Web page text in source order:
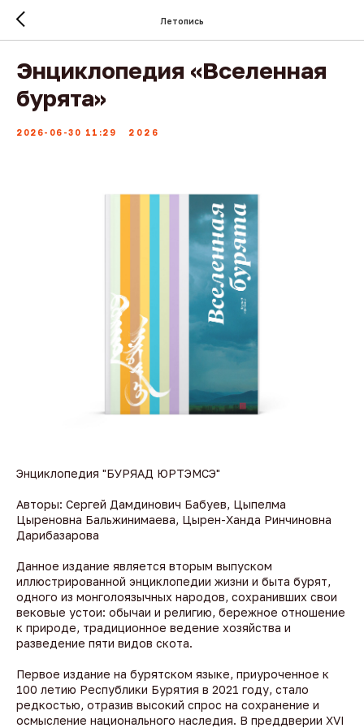
Летопись
Энциклопедия «Вселенная
бурята»
2026-06-30 11:29 2026
Энциклопедия "БУРЯАД ЮРТЭМСЭ"
Авторы: Сергей Дамдинович Бабуев, Цыпелма
Цыреновна Бальжинимаева, Цырен-Ханда Ринчиновна
Дарибазарова
Данное издание является вторым выпуском
иллюстрированной энциклопедии жизни и быта бурят,
одного из монголоязычных народов, сохранивших свои
вековые устои: обычаи и религию, бережное отношение
к природе, традиционное ведение хозяйства и
разведение пяти видов скота.
Первое издание на бурятском языке, приуроченное к
100 летию Республики Бурятия в 2021 году, стало
редкостью, отразив высокий спрос на сохранение и
осмысление национального наследия. В преддверии XVI